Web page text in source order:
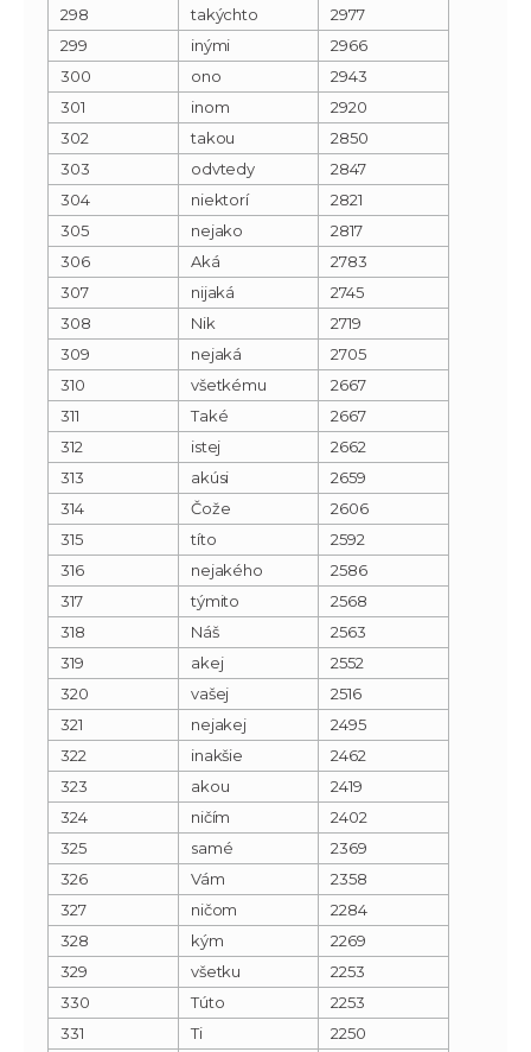
298 takýchto
2977
299
inými
2966
300
ono
2943
301
inom
2920
302
takou
2850
303
odvtedy
2847
304
niektorí
2821
305
nejako
2817
306
Aká
2783
307
nijaká
2745
308
Nik
2719
309
nejaká
2705
310
všetkému
2667
311
Také
2667
312
istej
2662
313
akúsi
2659
314
Čože
2606
315
títo
2592
316
nejakého
2586
317
týmito
2568
318
Náš
2563
319
akej
2552
320
vašej
2516
321
nejakej
2495
322
inakšie
2462
323
akou
2419
324
ničím
2402
325
samé
2369
326
Vám
2358
327
ničom
2284
328
kým
2269
329
všetku
2253
330
Túto
2253
331
Ti
2250